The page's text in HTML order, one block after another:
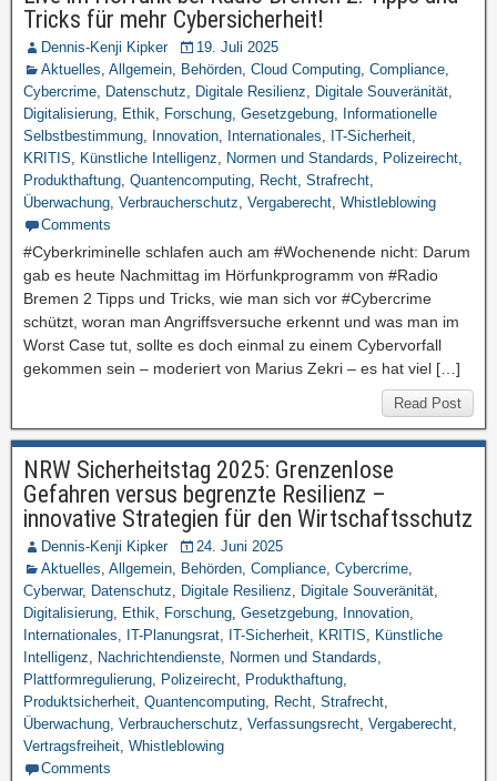
Tricks für mehr Cybersicherheit!
Dennis-Kenji Kipker
19. Juli 2025
Aktuelles, Allgemein, Behörden, Cloud Computing, Compliance,
Cybercrime, Datenschutz, Digitale Resilienz, Digitale Souveränität,
Digitalisierung, Ethik, Forschung, Gesetzgebung, Informationelle
Selbstbestimmung, Innovation, Internationales, IT-Sicherheit,
KRITIS, Künstliche Intelligenz, Normen und Standards, Polizeirecht,
Produkthaftung, Quantencomputing, Recht, Strafrecht,
Überwachung, Verbraucherschutz, Vergaberecht, Whistleblowing
Comments
#Cyberkriminelle schlafen auch am #Wochenende nicht: Darum
gab es heute Nachmittag im Hörfunkprogramm von #Radio
Bremen 2 Tipps und Tricks, wie man sich vor #Cybercrime
schützt, woran man Angriffsversuche erkennt und was man im
Worst Case tut, sollte es doch einmal zu einem Cybervorfall
gekommen sein – moderiert von Marius Zekri – es hat viel […]
Read Post
NRW Sicherheitstag 2025: Grenzenlose
Gefahren versus begrenzte Resilienz –
innovative Strategien für den Wirtschaftsschutz
Dennis-Kenji Kipker
24. Juni 2025
Aktuelles, Allgemein, Behörden, Compliance, Cybercrime,
Cyberwar, Datenschutz, Digitale Resilienz, Digitale Souveränität,
Digitalisierung, Ethik, Forschung, Gesetzgebung, Innovation,
Internationales, IT-Planungsrat, IT-Sicherheit, KRITIS, Künstliche
Intelligenz, Nachrichtendienste, Normen und Standards,
Plattformregulierung, Polizeirecht, Produkthaftung,
Produktsicherheit, Quantencomputing, Recht, Strafrecht,
Überwachung, Verbraucherschutz, Verfassungsrecht, Vergaberecht,
Vertragsfreiheit, Whistleblowing
Comments